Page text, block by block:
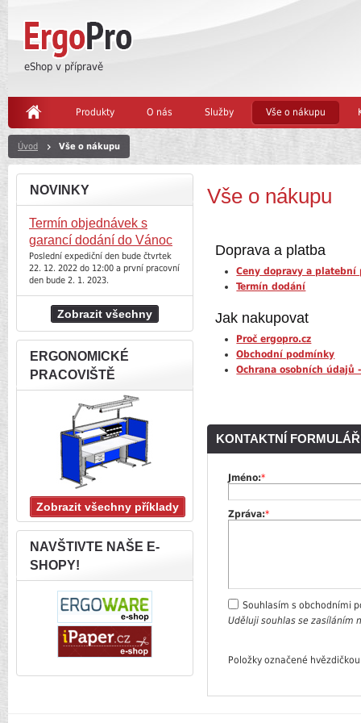
eShop v přípravě
Produkty O nás Služby Vše o nákupu
Úvod Vše o nákupu
Vše o nákupu
Doprava a platba
Ceny dopravy a platební
Termín dodání
Jak nakupovat
Proč ergopro.cz
Obchodní podmínky
Ochrana osobních údajů -
KONTAKTNÍ FORMULÁŘ
Jméno:*
Zpráva:*
Souhlasím s obchodními
Uděluji souhlas se zasíláním
Položky označené
NOVINKY
Termín objednávek s
garancí dodání do Vánoc
Poslední expediční den bude čtvrtek
22. 12. 2022 do 12:00 a první pracovní
den bude 2. 1. 2023.
Zobrazit všechny
ERGONOMICKÉ
PRACOVIŠTĚ
Zobrazit všechny příklady
NAVŠTIVTE NAŠE E-
SHOPY!